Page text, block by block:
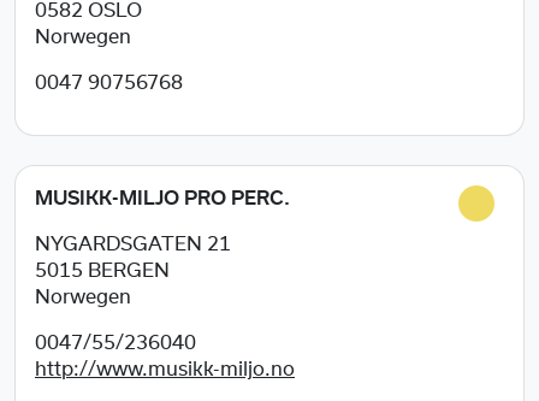
0582 OSLO
Norwegen
0047 90756768
MUSIKK-MILJO PRO PERC.
NYGARDSGATEN 21
5015 BERGEN
Norwegen
0047/55/236040
http://www.musikk-miljo.no